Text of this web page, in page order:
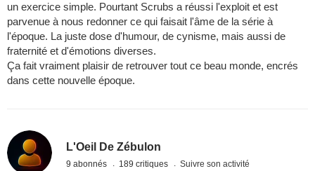
un exercice simple. Pourtant Scrubs a réussi l'exploit et est
parvenue à nous redonner ce qui faisait l'âme de la série à
l'époque. La juste dose d'humour, de cynisme, mais aussi de
fraternité et d'émotions diverses.
Ça fait vraiment plaisir de retrouver tout ce beau monde, encrés
dans cette nouvelle époque.
L'Oeil De Zébulon
9 abonnés 189 critiques Suivre son activité